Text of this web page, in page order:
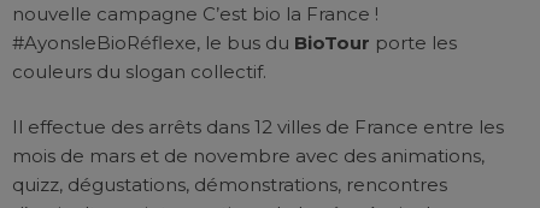
nouvelle campagne C’est bio la France !
#AyonsleBioRéflexe, le bus du BioTour porte les
couleurs du slogan collectif.
Il effectue des arrêts dans 12 villes de France entre les
mois de mars et de novembre avec des animations,
quizz, dégustations, démonstrations, rencontres